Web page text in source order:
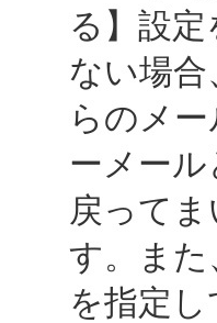
る】設
ない場
らのメ
ーメー
戻って
す。また
を指定